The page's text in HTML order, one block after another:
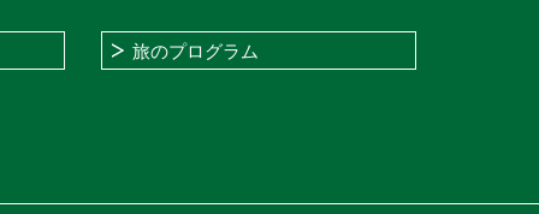
旅のプログラム